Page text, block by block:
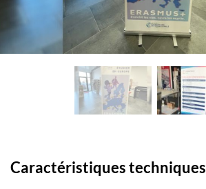
Caractéristiques techniques